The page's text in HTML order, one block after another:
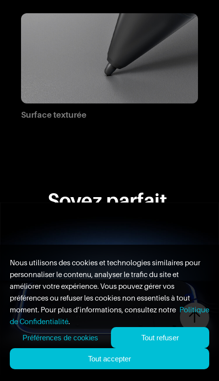
Surface texturée
Soyez parfait,
Nous utilisons des cookies et technologies similaires pour
personnaliser le contenu, analyser le trafic du site et
améliorer votre expérience. Vous pouvez gérer vos
préférences ou refuser les cookies non essentiels à tout
moment. Pour plus d’informations, consultez notre Politique
de Confidentialité.
Préférences de cookies Tout refuser
Tout accepter